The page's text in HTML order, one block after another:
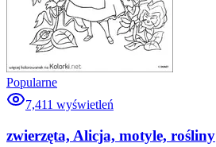
Popularne
7,411 wyświetleń
zwierzęta, Alicja, motyle, rośliny